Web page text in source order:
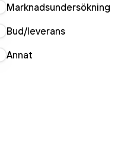
Marknadsundersökning
Bud/leverans
Annat